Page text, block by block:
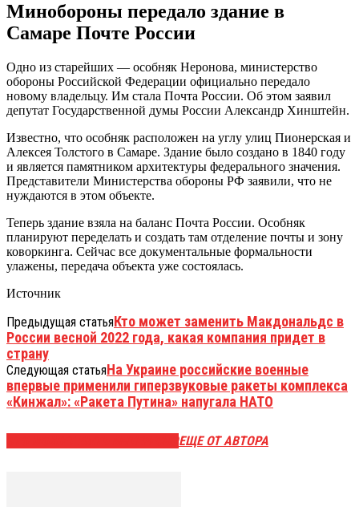
Минобороны передало здание в
Самаре Почте России
Одно из старейших — особняк Неронова, министерство
обороны Российской Федерации официально передало
новому владельцу. Им стала Почта России. Об этом заявил
депутат Государственной думы России Александр Хинштейн.
Известно, что особняк расположен на углу улиц Пионерская и
Алексея Толстого в Самаре. Здание было создано в 1840 году
и является памятником архитектуры федерального значения.
Представители Министерства обороны РФ заявили, что не
нуждаются в этом объекте.
Теперь здание взяла на баланс Почта России. Особняк
планируют переделать и создать там отделение почты и зону
коворкинга. Сейчас все документальные формальности
улажены, передача объекта уже состоялась.
Источник
Предыдущая статьяКто может заменить Макдональдс в
России весной 2022 года, какая компания придет в
страну
Следующая статьяНа Украине российские военные
впервые применили гиперзвуковые ракеты комплекса
«Кинжал»: «Ракета Путина» напугала НАТО
ЕЩЕ ОТ АВТОРА